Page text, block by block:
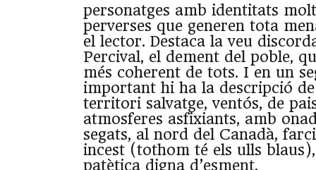
personatges amb identitats
perverses que generen tota
el lector. Destaca la veu
Percival, el dement del poble,
més coherent de tots. I en un
important hi ha la descripció
territori salvatge, ventós, de
atmosferes asfixiants, amb
segats, al nord del Canadà,
incest (tothom té els ulls
patètica digna d’esment.